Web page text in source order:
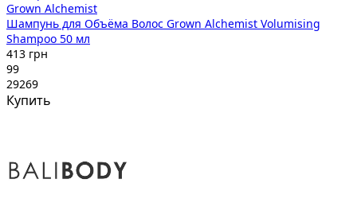
Grown Alchemist
Шампунь для Объёма Волос Grown Alchemist Volumising
Shampoo 50 мл
413 грн
99
29269
Купить